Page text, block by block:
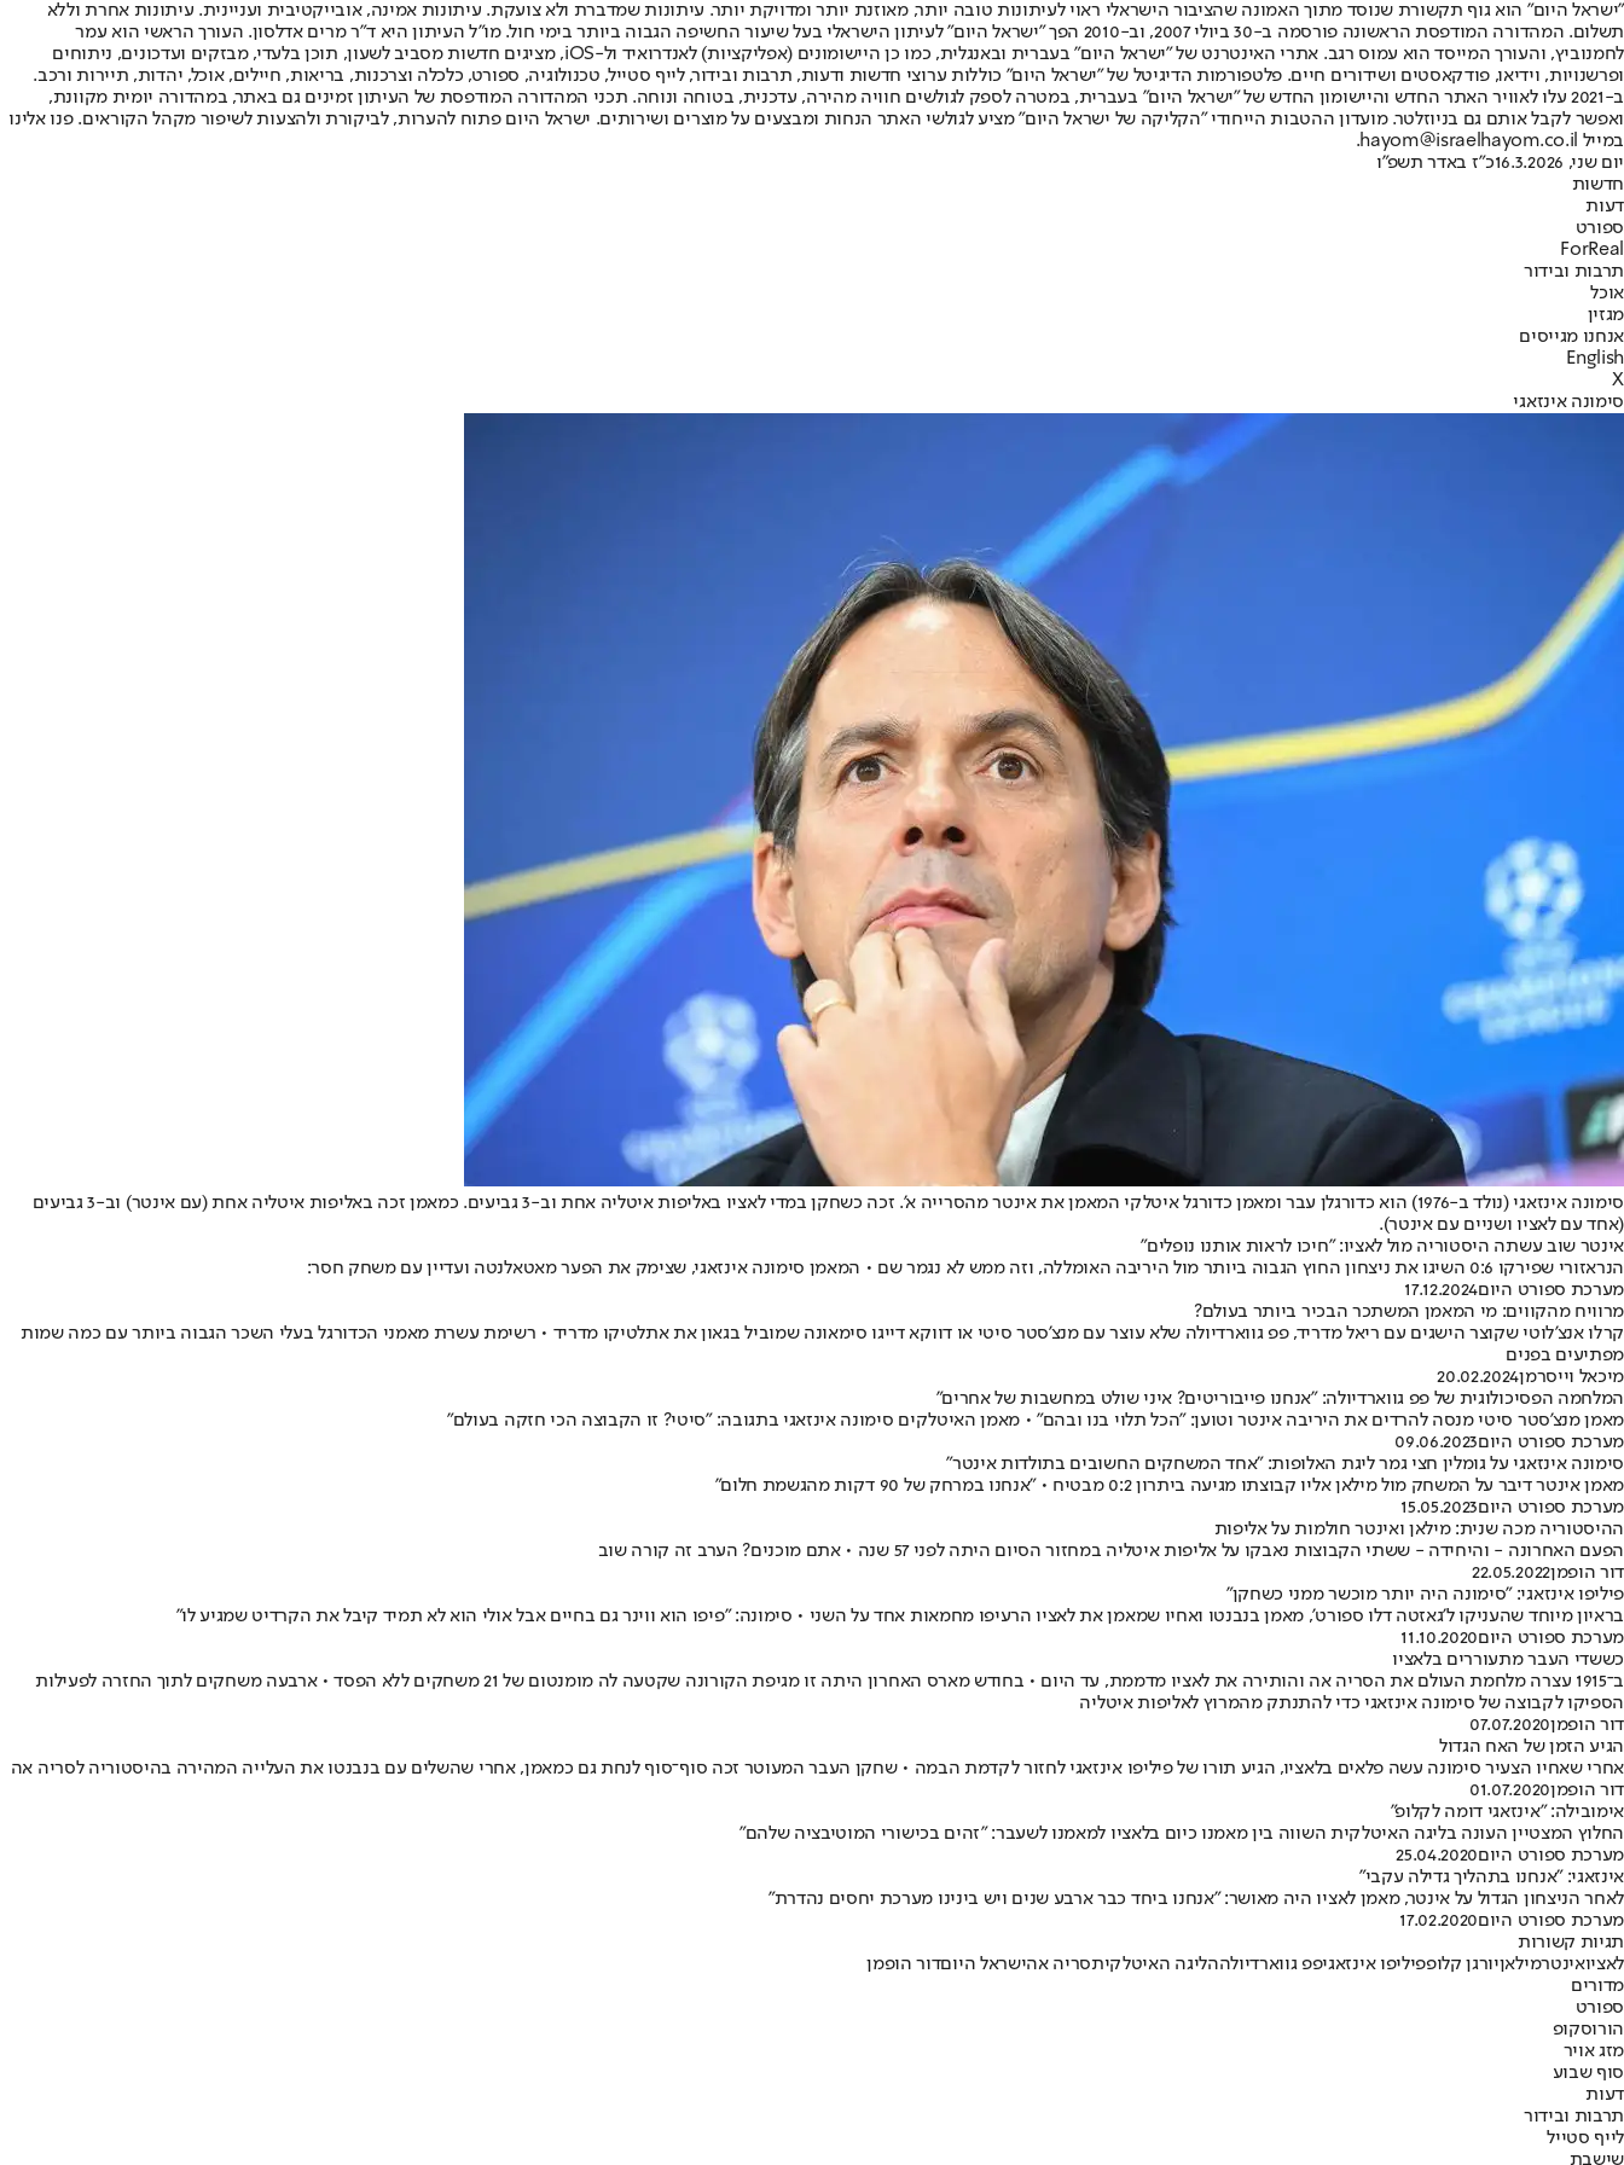
"ישראל היום" הוא גוף תקשורת שנוסד מתוך האמונה שהציבור הישראלי ראוי לעיתונות טובה יותר, מאוזנת יותר ומדויקת יותר. עיתונות שמדברת ולא צועקת. עיתונות אמינה, אובייקטיבית ועניינית. עיתונות אחרת וללא
תשלום. המהדורה המודפסת הראשונה פורסמה ב-30 ביולי 2007, וב-2010 הפך "ישראל היום" לעיתון הישראלי בעל שיעור החשיפה הגבוה ביותר בימי חול. מו"ל העיתון היא ד"ר מרים אדלסון. העורך הראשי הוא עמר
לחמנוביץ, והעורך המייסד הוא עמוס רגב. אתרי האינטרנט של "ישראל היום" בעברית ובאנגלית, כמו כן היישומונים (אפליקציות) לאנדרואיד ול-iOS, מציגים חדשות מסביב לשעון, תוכן בלעדי, מבזקים ועדכונים, ניתוחים
ופרשנויות, וידיאו, פודקאסטים ושידורים חיים. פלטפורמות הדיגיטל של "ישראל היום" כוללות ערוצי חדשות ודעות, תרבות ובידור, לייף סטייל, טכנולוגיה, ספורט, כלכלה וצרכנות, בריאות, חיילים, אוכל, יהדות, תיירות ורכב.
ב-2021 עלו לאוויר האתר החדש והיישומון החדש של "ישראל היום" בעברית, במטרה לספק לגולשים חוויה מהירה, עדכנית, בטוחה ונוחה. תכני המהדורה המודפסת של העיתון זמינים גם באתר, במהדורה יומית מקוונת,
ואפשר לקבל אותם גם בניוזלטר. מועדון ההטבות הייחודי "הקליקה של ישראל היום" מציע לגולשי האתר הנחות ומבצעים על מוצרים ושירותים. ישראל היום פתוח להערות, לביקורת ולהצעות לשיפור מקהל הקוראים. פנו אלינו
במייל hayom@israelhayom.co.il.
יום שני, 16.3.2026
כ"ז באדר תשפ"ו
חדשות
דעות
ספורט
ForReal
תרבות ובידור
אוכל
מגזין
אנחנו מגייסים
English
X
סימונה אינזאגי
סימונה אינזאגי (נולד ב-1976) הוא כדורגלן עבר ומאמן כדורגל איטלקי המאמן את אינטר מהסרייה א'. זכה כשחקן במדי לאציו באליפות איטליה אחת וב-3 גביעים. כמאמן זכה באליפות איטליה אחת (עם אינטר) וב-3 גביעים
(אחד עם לאציו ושניים עם אינטר).
אינטר שוב עשתה היסטוריה מול לאציו: "חיכו לראות אותנו נופלים"
הנראזורי שפירקו 0:6 השיגו את ניצחון החוץ הגבוה ביותר מול היריבה האומללה, וזה ממש לא נגמר שם • המאמן סימונה אינזאגי, שצימק את הפער מאטאלנטה ועדיין עם משחק חסר:
מערכת ספורט היום17.12.2024
מרוויח מהקווים: מי המאמן המשתכר הבכיר ביותר בעולם?
קרלו אנצ'לוטי שקוצר הישגים עם ריאל מדריד, פפ גווארדיולה שלא עוצר עם מנצ'סטר סיטי או דווקא דייגו סימאונה שמוביל בגאון את אתלטיקו מדריד • רשימת עשרת מאמני הכדורגל בעלי השכר הגבוה ביותר עם כמה שמות
מפתיעים בפנים
מיכאל וייסרמן20.02.2024
המלחמה הפסיכולוגית של פפ גווארדיולה: "אנחנו פייבוריטים? איני שולט במחשבות של אחרים"
מאמן מנצ'סטר סיטי מנסה להרדים את היריבה אינטר וטוען: "הכל תלוי בנו ובהם" • מאמן האיטלקים סימונה אינזאגי בתגובה: "סיטי? זו הקבוצה הכי חזקה בעולם"
מערכת ספורט היום09.06.2023
סימונה אינזאגי על גומלין חצי גמר ליגת האלופות: "אחד המשחקים החשובים בתולדות אינטר"
מאמן אינטר דיבר על המשחק מול מילאן אליו קבוצתו מגיעה ביתרון 0:2 מבטיח • "אנחנו במרחק של 90 דקות מהגשמת חלום"
מערכת ספורט היום15.05.2023
ההיסטוריה מכה שנית: מילאן ואינטר חולמות על אליפות
הפעם האחרונה - והיחידה - ששתי הקבוצות נאבקו על אליפות איטליה במחזור הסיום היתה לפני 57 שנה • אתם מוכנים? הערב זה קורה שוב
דור הופמן22.05.2022
פיליפו אינזאגי: "סימונה היה יותר מוכשר ממני כשחקן"
בראיון מיוחד שהעניקו ל'גאזטה דלו ספורט', מאמן בנבנטו ואחיו שמאמן את לאציו הרעיפו מחמאות אחד על השני • סימונה: "פיפו הוא ווינר גם בחיים אבל אולי הוא לא תמיד קיבל את הקרדיט שמגיע לו"
מערכת ספורט היום11.10.2020
כששדי העבר מתעוררים בלאציו
ב־1915 עצרה מלחמת העולם את הסריה אה והותירה את לאציו מדממת, עד היום • בחודש מארס האחרון היתה זו מגיפת הקורונה שקטעה לה מומנטום של 21 משחקים ללא הפסד • ארבעה משחקים לתוך החזרה לפעילות
הספיקו לקבוצה של סימונה אינזאגי כדי להתנתק מהמרוץ לאליפות איטליה
דור הופמן07.07.2020
הגיע הזמן של האח הגדול
אחרי שאחיו הצעיר סימונה עשה פלאים בלאציו, הגיע תורו של פיליפו אינזאגי לחזור לקדמת הבמה • שחקן העבר המעוטר זכה סוף־סוף לנחת גם כמאמן, אחרי שהשלים עם בנבנטו את העלייה המהירה בהיסטוריה לסריה אה
דור הופמן01.07.2020
אימובילה: "אינזאגי דומה לקלופ"
החלוץ המצטיין העונה בליגה האיטלקית השווה בין מאמנו כיום בלאציו למאמנו לשעבר: "זהים בכישורי המוטיבציה שלהם"
מערכת ספורט היום25.04.2020
אינזאגי: "אנחנו בתהליך גדילה עקבי"
לאחר הניצחון הגדול על אינטר, מאמן לאציו היה מאושר: "אנחנו ביחד כבר ארבע שנים ויש בינינו מערכת יחסים נהדרת"
מערכת ספורט היום17.02.2020
תגיות קשורות
לאציואינטרמילאןיורגן קלופפיליפו אינזאגיפפ גווארדיולההליגה האיטלקיתסריה אהישראל היוםדור הופמן
מדורים
ספורט
הורוסקופ
מזג אויר
סוף שבוע
דעות
תרבות ובידור
לייף סטייל
שישבת